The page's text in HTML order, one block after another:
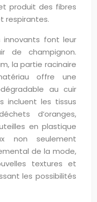
produit des fibres
respirantes.
innovants font leur
de champignon.
la partie racinaire
offre une
au cuir
incluent les tissus
d’oranges,
en plastique
non seulement
de la mode,
textures et
les possibilités